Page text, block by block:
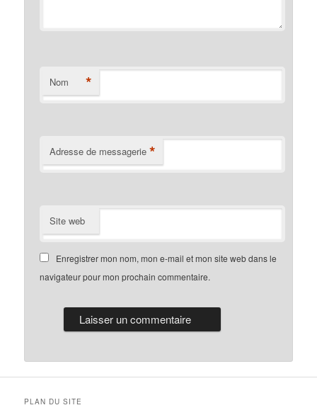
Nom *
Adresse de messagerie *
Site web
Enregistrer mon nom, mon e-mail et mon site web dans le
navigateur pour mon prochain commentaire.
PLAN DU SITE